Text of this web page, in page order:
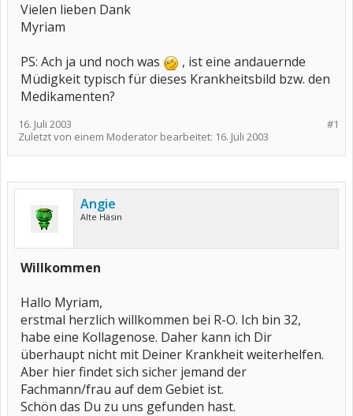
Vielen lieben Dank
Myriam
PS: Ach ja und noch was
, ist eine andauernde
Müdigkeit typisch für dieses Krankheitsbild bzw. den
Medikamenten?
#1
16. Juli 2003
Zuletzt von einem Moderator bearbeitet: 16. Juli 2003
Angie
Alte Häsin
Willkommen
Hallo Myriam,
erstmal herzlich willkommen bei R-O. Ich bin 32,
habe eine Kollagenose. Daher kann ich Dir
überhaupt nicht mit Deiner Krankheit weiterhelfen.
Aber hier findet sich sicher jemand der
Fachmann/frau auf dem Gebiet ist.
Schön das Du zu uns gefunden hast.